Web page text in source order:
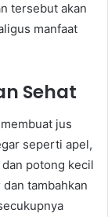
tersebut akan
manfaat
Sehat
jus
seperti apel,
potong kecil
tambahkan